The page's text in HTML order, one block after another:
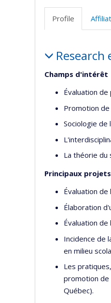
Profile
Research
Champs d'intérêt
Évaluation
Promotion
Sociologie
La théorie du
Principaux
Évaluation
Élaboration
Évaluation de
Incidence de
en milieu
Les
promotion de
Québec).